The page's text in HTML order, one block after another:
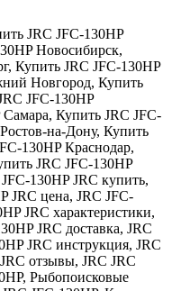
JRC JFC-130HP
Новосибирск,
, Купить JRC JFC-130HP
Новгород, Купить
JFC-130HP
Самара, Купить JRC JFC-
на-Дону, Купить
130HP Краснодар,
JRC JFC-130HP
130HP JRC купить,
JRC цена, JRC JFC-
JRC характеристики,
JRC доставка, JRC
JRC инструкция, JRC
отзывы, JRC JRC
, Рыбопоисковые